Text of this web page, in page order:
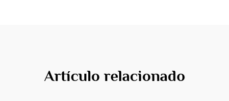
Artículo relacionado